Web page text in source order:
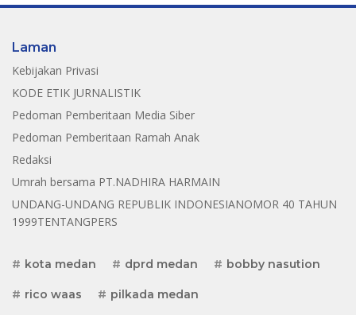
Laman
Kebijakan Privasi
KODE ETIK JURNALISTIK
Pedoman Pemberitaan Media Siber
Pedoman Pemberitaan Ramah Anak
Redaksi
Umrah bersama PT.NADHIRA HARMAIN
UNDANG-UNDANG REPUBLIK INDONESIANOMOR 40 TAHUN
1999TENTANGPERS
kota medan dprd medan bobby nasution
rico waas pilkada medan